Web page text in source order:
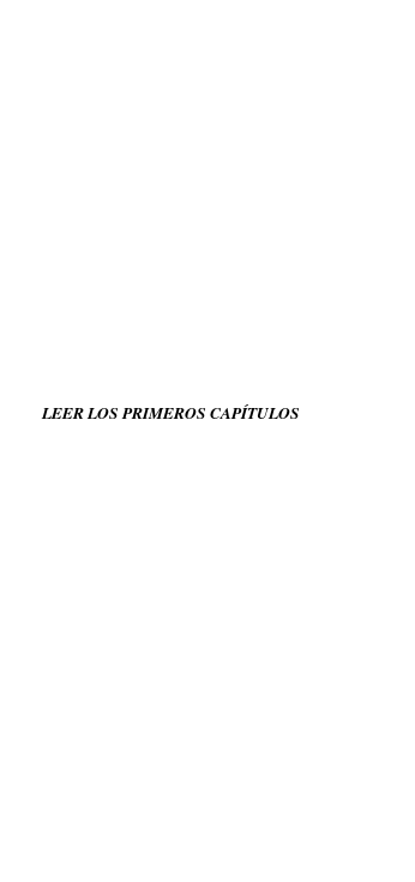
LEER LOS PRIMEROS CAPÍTULOS